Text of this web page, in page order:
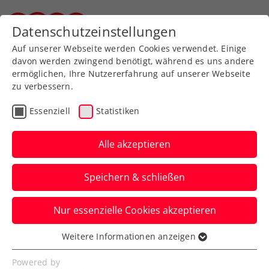
Zurück zur Newsübersicht
Turniere
LAYJET-OPEN: Aufgabe
von Fognini – Misolic
folgt Novak ins
Viertelfinale
Ein kränkelnder Fabio Fognini muss beim
ATP-Challenger in Bad Waltersdorf Filip
Misolic den Vortritt lassen.
Datenschutzeinstellungen
Auf unserer Webseite werden Cookies verwendet. Einige
davon werden zwingend benötigt, während es uns andere
ermöglichen, Ihre Nutzererfahrung auf unserer Webseite
zu verbessern.
Essenziell Statistiken
Alle akzeptieren
Speichern & schließen
Nur essenzielle Cookies akzeptieren
Essenziell
Essenzielle Cookies werden für grundlegende
Weitere Informationen anzeigen
Powered by